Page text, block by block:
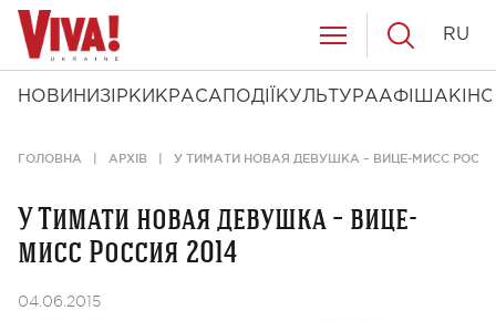
НОВИНИ ЗІРКИ КРАСА ПОДІЇ КУЛЬТУРААФІША КІНО
RU
ГОЛОВНА АРХІВ У ТИМАТИ НОВАЯ ДЕВУШКА – ВИЦЕ-МИСС
У Тимати новая девушка – вице-
мисс Россия 2014
04.06.2015